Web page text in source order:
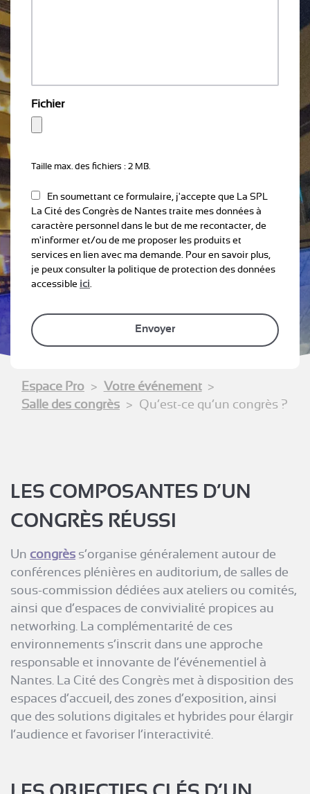
Fichier
Taille max. des fichiers : 2 MB.
En soumettant ce formulaire, j'accepte que La SPL
La Cité des Congrès de Nantes traite mes données à
caractère personnel dans le but de me recontacter, de
m'informer et/ou de me proposer les produits et
services en lien avec ma demande. Pour en savoir plus,
je peux consulter la politique de protection des données
accessible ici
Espace Pro
Votre événement
Salle des congrès
Qu’est-ce qu’un congrès ?
LES COMPOSANTES D’UN
CONGRÈS RÉUSSI
Un congrès s’organise généralement autour de
conférences plénières en auditorium, de salles de
sous-commission dédiées aux ateliers ou comités,
ainsi que d’espaces de convivialité propices au
networking. La complémentarité de ces
environnements s’inscrit dans une approche
responsable et innovante de l’événementiel à
Nantes. La Cité des Congrès met à disposition des
espaces d’accueil, des zones d’exposition, ainsi
que des solutions digitales et hybrides pour élargir
l’audience et favoriser l’interactivité.